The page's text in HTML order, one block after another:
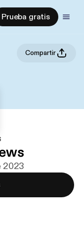
Prueba gratis
Compartir
2023